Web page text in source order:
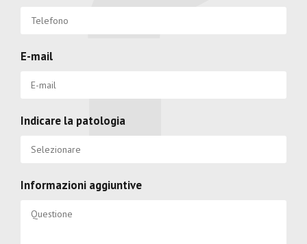
E-mail
Indicare la patologia
Informazioni aggiuntive